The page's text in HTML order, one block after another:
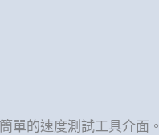
單的速度測試工具介面。